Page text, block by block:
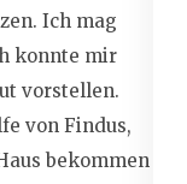
Ich mag
konnte mir
vorstellen.
von Findus,
bekommen